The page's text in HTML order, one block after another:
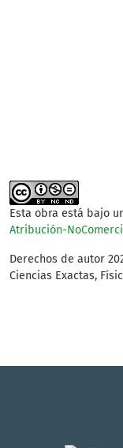
Esta obra está bajo
Atribución-
Derechos de autor
Ciencias Exactas,